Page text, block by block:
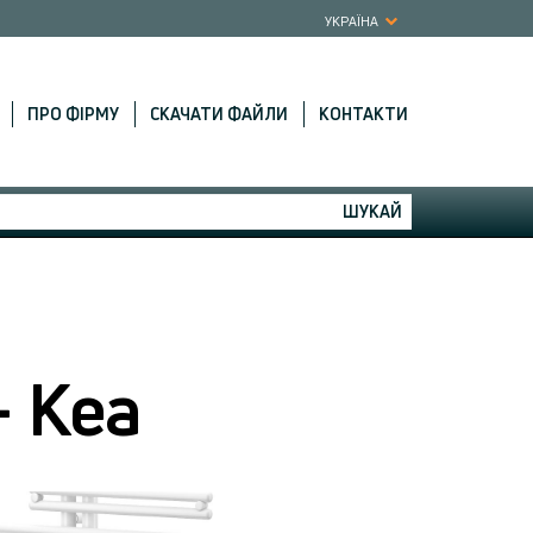
УКРАЇНА
ПРО ФІРМУ СКАЧАТИ ФАЙЛИ КОНТАКТИ
ШУКАЙ
Kea